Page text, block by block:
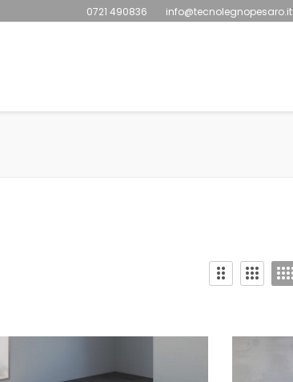
0721 490836 info@tecnolegnopesaro.it